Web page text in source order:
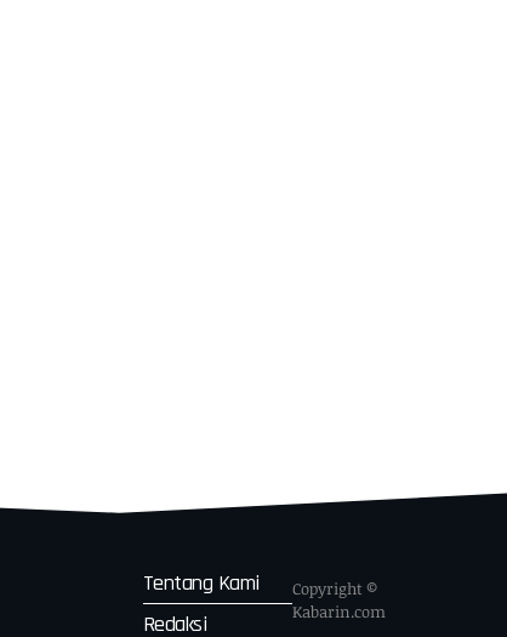
Tentang Kami
Redaksi
Copyright ©
Kabarin.com